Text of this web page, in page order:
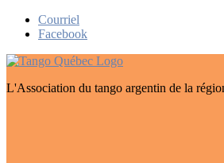
Skip
Courriel
Facebook
L'Association du tango argentin de la